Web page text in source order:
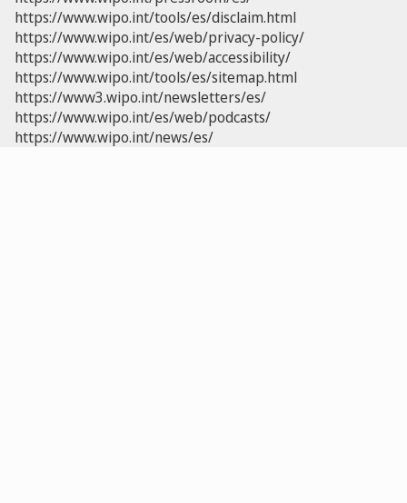
https://www.wipo.int/tools/es/disclaim.html
https://www.wipo.int/es/web/privacy-policy/
https://www.wipo.int/es/web/accessibility/
https://www.wipo.int/tools/es/sitemap.html
https://www3.wipo.int/newsletters/es/
https://www.wipo.int/es/web/podcasts/
https://www.wipo.int/news/es/